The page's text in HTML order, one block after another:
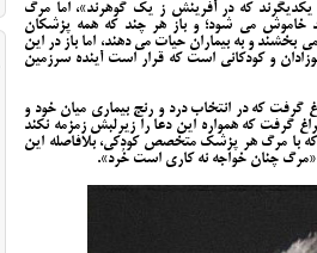
که در آفرینش ز یک گوهرند»، اما مرگ
خاموش می شود؛ و باز هر چند که همه پزشکان
و به بیماران حیات می دهند، اما باز در این
و کودکانی است که قرار است آینده سرزمین
گرفت که در انتخاب درد و رنج بیماری میان خود و
گرفت که همواره این دعا را زیرلبش زمزمه نکند
که با مرگ هر پزشک متخصص کودکی، بلافاصله این
چنان خواجه نه کاری است خُرد».